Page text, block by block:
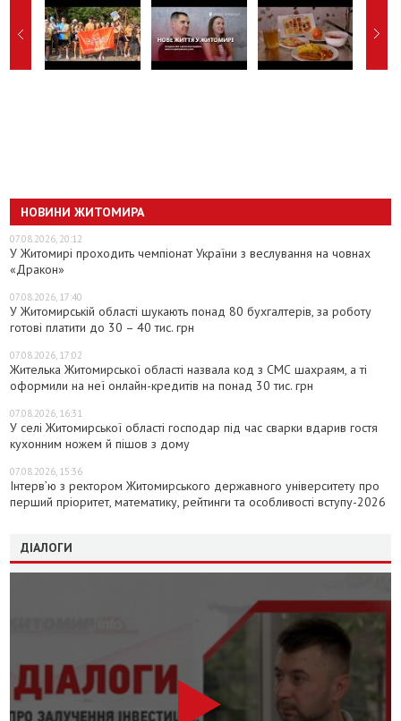
НОВИНИ ЖИТОМИРА
07.08.2026, 20:12
У Житомирі проходить чемпіонат України з веслування на човнах
«Дракон»
07.08.2026, 17:40
У Житомирській області шукають понад 80 бухгалтерів, за роботу
готові платити до 30 – 40 тис. грн
07.08.2026, 17:02
Жителька Житомирської області назвала код з СМС шахраям, а ті
оформили на неї онлайн-кредитів на понад 30 тис. грн
07.08.2026, 16:31
У селі Житомирської області господар під час сварки вдарив гостя
кухонним ножем й пішов з дому
07.08.2026, 15:36
Інтерв’ю з ректором Житомирського державного університету про
перший пріоритет, математику, рейтинги та особливості вступу-2026
ДІАЛОГИ